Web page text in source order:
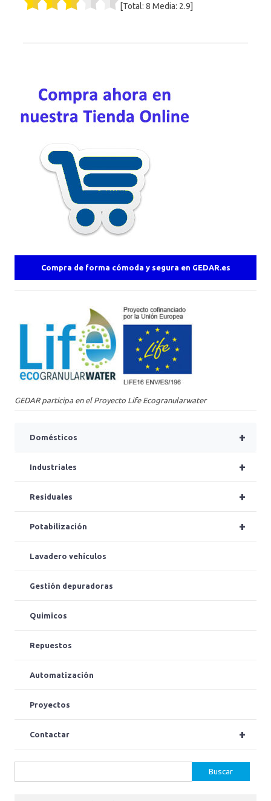
[Total: 8 Media: 2.9]
Compra de forma cómoda y segura en GEDAR.es
GEDAR participa en el Proyecto Life Ecogranularwater
+
Domésticos
+
Industriales
+
Residuales
+
Potabilización
Lavadero vehículos
Gestión depuradoras
Quimicos
Repuestos
Automatización
Proyectos
+
Contactar